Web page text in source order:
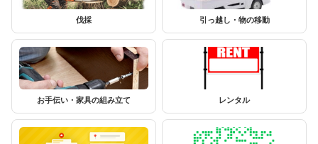
伐採 引っ越し・物の移動
お手伝い・家具の組み立て レンタル